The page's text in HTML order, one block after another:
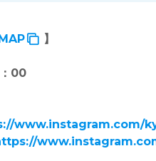
】
00
www.instagram.com/